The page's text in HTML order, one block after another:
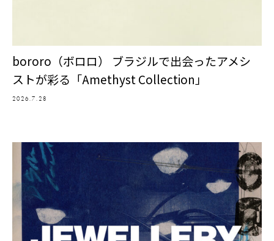
bororo（ボロロ） ブラジルで出会ったアメシ
ストが彩る「Amethyst Collection」
2026.7.28